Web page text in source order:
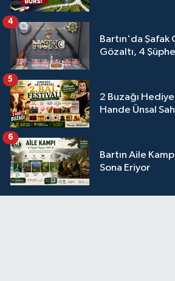
Bartın'da Şafak
Gözaltı, 4
4
2 Buzağı
Hande Ünsal
5
Bartın Aile
Sona Eriyor
6